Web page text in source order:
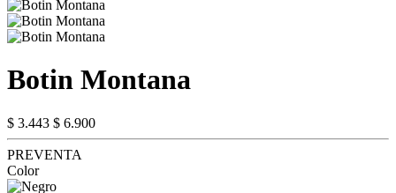
Botin Montana
$ 3.443 $ 6.900
PREVENTA
Color